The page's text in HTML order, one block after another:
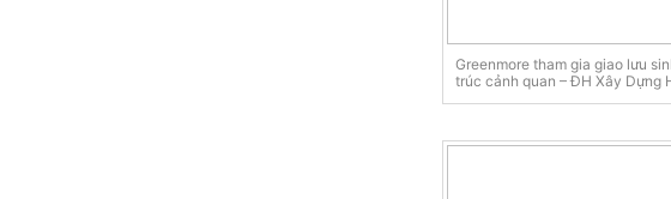
Greenmore tham gia giao lưu
trúc cảnh quan – ĐH Xây Dựng